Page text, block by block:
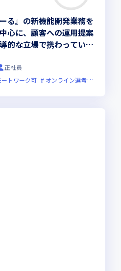
る』の新機能開発業務を
心に、顧客への運用提案
的な立場で携わっていた
正社員
ートワーク可 オンライン選考可